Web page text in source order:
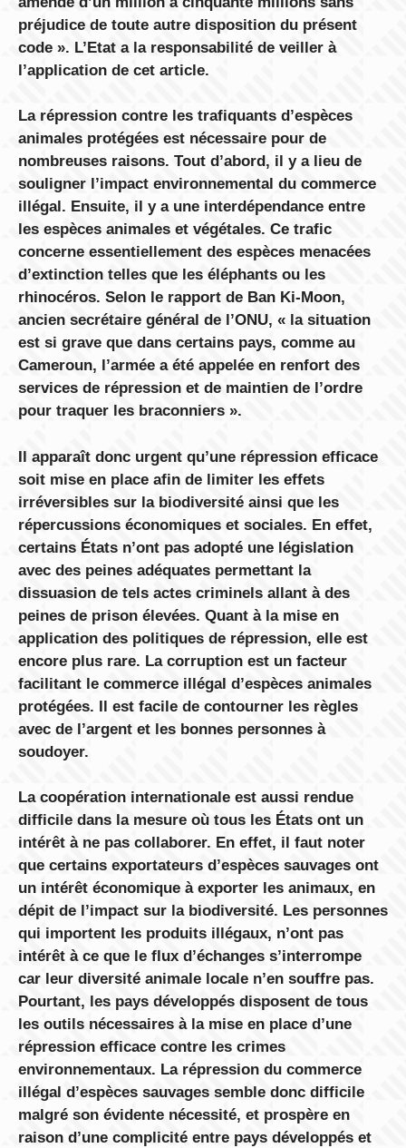
préjudice de toute autre disposition du présent
code ». L’Etat a la responsabilité de veiller à
l’application de cet article.
La répression contre les trafiquants d’espèces
animales protégées est nécessaire pour de
nombreuses raisons. Tout d’abord, il y a lieu de
souligner l’impact environnemental du commerce
illégal. Ensuite, il y a une interdépendance entre
les espèces animales et végétales. Ce trafic
concerne essentiellement des espèces menacées
d’extinction telles que les éléphants ou les
rhinocéros. Selon le rapport de Ban Ki-Moon,
ancien secrétaire général de l’ONU, « la situation
est si grave que dans certains pays, comme au
Cameroun, l’armée a été appelée en renfort des
services de répression et de maintien de l’ordre
pour traquer les braconniers ».
Il apparaît donc urgent qu’une répression efficace
soit mise en place afin de limiter les effets
irréversibles sur la biodiversité ainsi que les
répercussions économiques et sociales. En effet,
certains États n’ont pas adopté une législation
avec des peines adéquates permettant la
dissuasion de tels actes criminels allant à des
peines de prison élevées. Quant à la mise en
application des politiques de répression, elle est
encore plus rare. La corruption est un facteur
facilitant le commerce illégal d’espèces animales
protégées. Il est facile de contourner les règles
avec de l’argent et les bonnes personnes à
soudoyer.
La coopération internationale est aussi rendue
difficile dans la mesure où tous les États ont un
intérêt à ne pas collaborer. En effet, il faut noter
que certains exportateurs d’espèces sauvages ont
un intérêt économique à exporter les animaux, en
dépit de l’impact sur la biodiversité. Les personnes
qui importent les produits illégaux, n’ont pas
intérêt à ce que le flux d’échanges s’interrompe
car leur diversité animale locale n’en souffre pas.
Pourtant, les pays développés disposent de tous
les outils nécessaires à la mise en place d’une
répression efficace contre les crimes
environnementaux. La répression du commerce
illégal d’espèces sauvages semble donc difficile
malgré son évidente nécessité, et prospère en
raison d’une complicité entre pays développés et